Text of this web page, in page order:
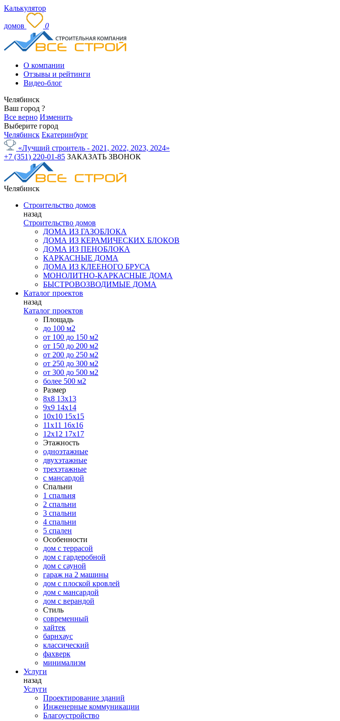
Калькулятор
домов 0
О компании
Отзывы и рейтинги
Видео-блог
Челябинск
Ваш город ?
Все верно Изменить
Выберите город
Челябинск Екатеринбург
«Лучший строитель - 2021, 2022, 2023, 2024»
+7 (351) 220-01-85 ЗАКАЗАТЬ ЗВОНОК
Челябинск
Строительство домов
назад
Строительство домов
ДОМА ИЗ ГАЗОБЛОКА
ДОМА ИЗ КЕРАМИЧЕСКИХ БЛОКОВ
ДОМА ИЗ ПЕНОБЛОКА
КАРКАСНЫЕ ДОМА
ДОМА ИЗ КЛЕЕНОГО БРУСА
МОНОЛИТНО-КАРКАСНЫЕ ДОМА
БЫСТРОВОЗВОДИМЫЕ ДОМА
Каталог проектов
назад
Каталог проектов
Площадь
до 100 м2
от 100 до 150 м2
от 150 до 200 м2
от 200 до 250 м2
от 250 до 300 м2
от 300 до 500 м2
более 500 м2
Размер
8х8 13х13
9х9 14х14
10х10 15х15
11x11 16х16
12х12 17х17
Этажность
одноэтажные
двухэтажные
трехэтажные
с мансардой
Спальни
1 спальня
2 спальни
3 спальни
4 спальни
5 спален
Особенности
дом с террасой
дом с гардеробной
дом с сауной
гараж на 2 машины
дом с плоской кровлей
дом с мансардой
дом с верандой
Стиль
современный
хайтек
барнхаус
классический
фахверк
минимализм
Услуги
назад
Услуги
Проектирование зданий
Инженерные коммуникации
Благоустройство